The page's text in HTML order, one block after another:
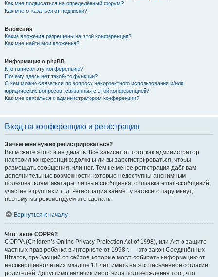
Как мне подписаться на определённый форум?
Как мне отказаться от подписки?
Вложения
Какие вложения разрешены на этой конференции?
Как мне найти мои вложения?
Информация о phpBB
Кто написал эту конференцию?
Почему здесь нет такой-то функции?
С кем можно связаться по вопросу некорректного использования и/или
юридических вопросов, связанных с этой конференцией?
Как мне связаться с администратором конференции?
Вход на конференцию и регистрация
Зачем мне нужно регистрироваться?
Вы можете этого и не делать. Всё зависит от того, как администратор
настроил конференцию: должны ли вы зарегистрироваться, чтобы
размещать сообщения, или нет. Тем не менее регистрация даёт вам
дополнительные возможности, которые недоступны анонимным
пользователям: аватары, личные сообщения, отправка email-сообщений,
участие в группах и т. д. Регистрация займёт у вас всего пару минут,
поэтому мы рекомендуем это сделать.
Вернуться к началу
Что такое COPPA?
COPPA (Children’s Online Privacy Protection Act of 1998), или Акт о защите
частных прав ребёнка в интернете от 1998 г. — это закон Соединённых
Штатов, требующий от сайтов, которые могут собирать информацию от
несовершеннолетних младше 13 лет, иметь на это письменное согласие
родителей. Допустимо наличие иного вида подтверждения того, что